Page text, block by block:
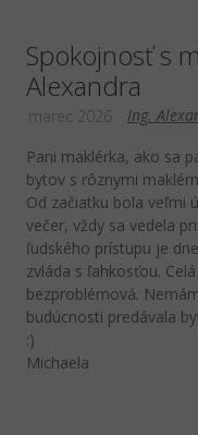
Spokojnosť s
Alexandra
Ing.
marec 2026
Pani maklérka, ako sa
bytov s rôznymi
Od začiatku bola veľmi
večer, vždy sa vedela
ľudského prístupu je
zvláda s ľahkosťou.
bezproblémová.
budúcnosti predávala
:)
Michaela